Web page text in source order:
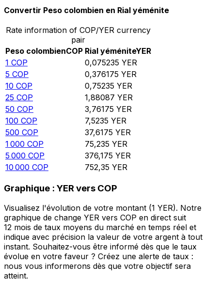
Convertir Peso colombien en Rial yéménite
Rate information of COP/YER currency
pair
Peso colombienCOP Rial yéméniteYER
1 COP 0,075235 YER
5 COP 0,376175 YER
10 COP 0,75235 YER
25 COP 1,88087 YER
50 COP 3,76175 YER
100 COP 7,5235 YER
500 COP 37,6175 YER
1 000 COP 75,235 YER
5 000 COP 376,175 YER
10 000 COP 752,35 YER
Graphique : YER vers COP
Visualisez l'évolution de votre montant (1 YER). Notre
graphique de change YER vers COP en direct suit
12 mois de taux moyens du marché en temps réel et
indique avec précision la valeur de votre argent à tout
instant. Souhaitez-vous être informé dès que le taux
évolue en votre faveur ? Créez une alerte de taux :
nous vous informerons dès que votre objectif sera
atteint.